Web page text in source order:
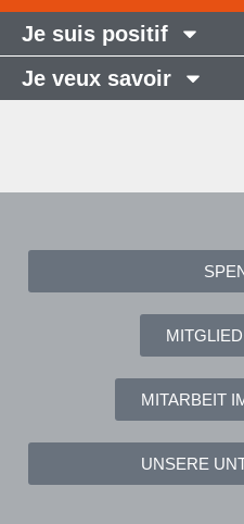
Je suis positif
Je veux savoir
MITARBEIT
UNSERE